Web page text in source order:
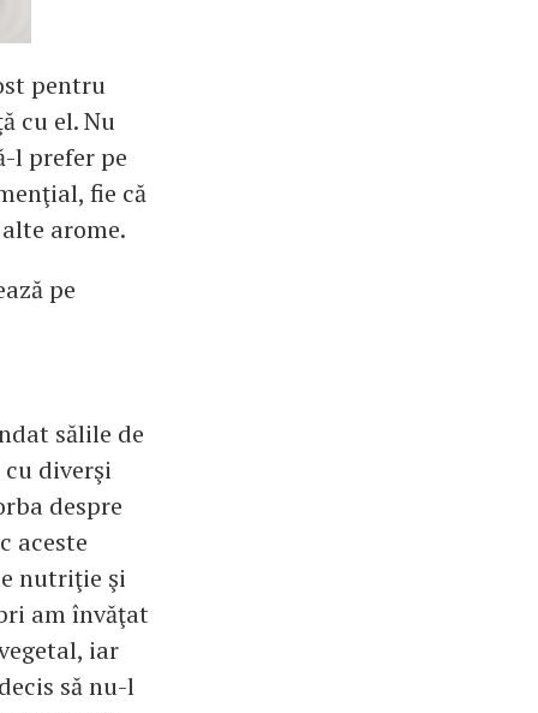
pentru
cu el. Nu
l prefer pe
fie că
arome.
pe
sălile de
diverşi
despre
aceste
nutriţie şi
am învăţat
iar
să nu-l